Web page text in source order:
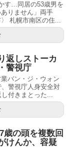
す…同居の53歳男を
りません」両手
札幌市南区の住...
返しストーカ
警視庁
バン・ジ・ウォン
警視庁人身安全対
付きまとった...
歳の頭を複数回
けんか、容疑